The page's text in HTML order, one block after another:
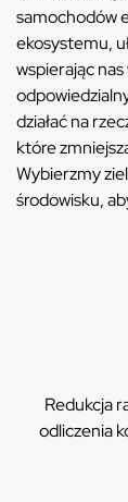
samochodów
ekosystemu,
wspierając
działać na
które
Wybierzmy
środowisku,
Redukcja
odliczenia